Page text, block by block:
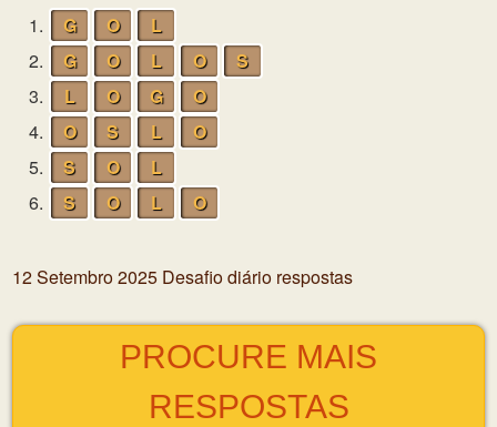
1.
G O
L
2.
G O L O
S
3.
L O G
O
4.
O S L
O
5.
S O
L
6.
S O L O
12 Setembro 2025 Desafio diário respostas
PROCURE MAIS
RESPOSTAS